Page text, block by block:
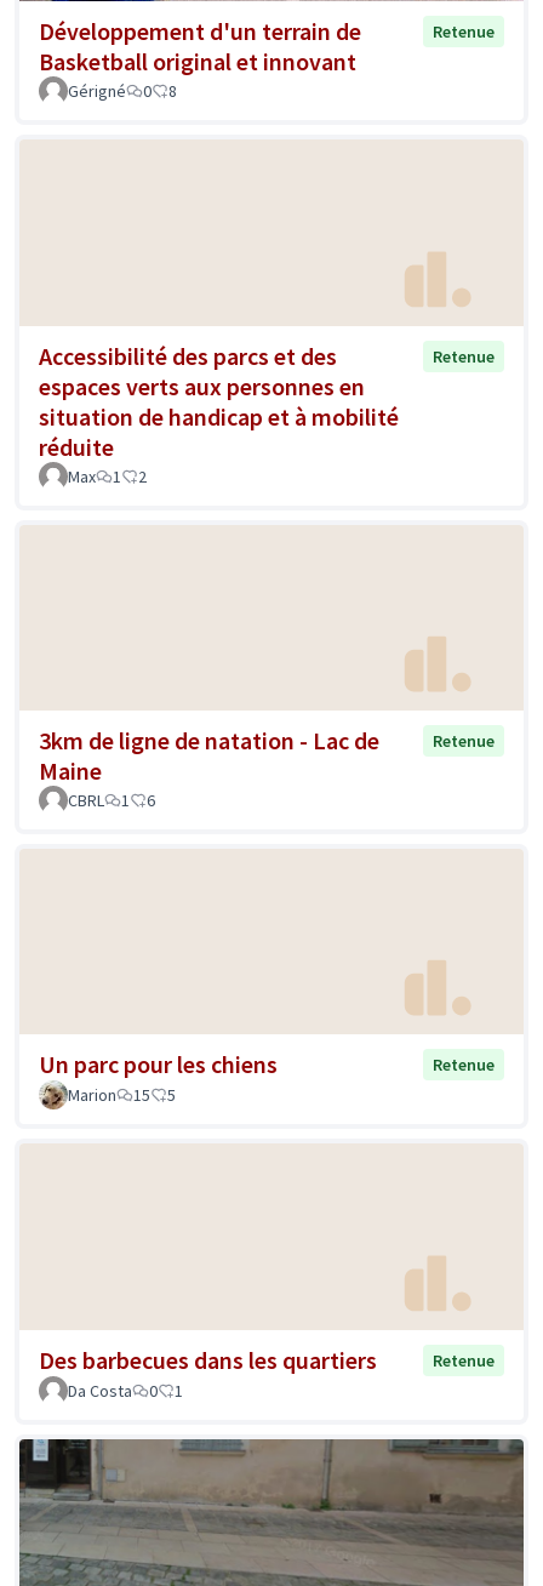
Développement d'un terrain de
Basketball original et innovant
Retenue
Gérigné 0 8
Accessibilité des parcs et des
espaces verts aux personnes en
situation de handicap et à mobilité
réduite
Retenue
Max 1 2
3km de ligne de natation - Lac de
Maine
Retenue
CBRL 1 6
Un parc pour les chiens
Retenue
Marion
15 5
Des barbecues dans les quartiers
Retenue
Da Costa
0 1